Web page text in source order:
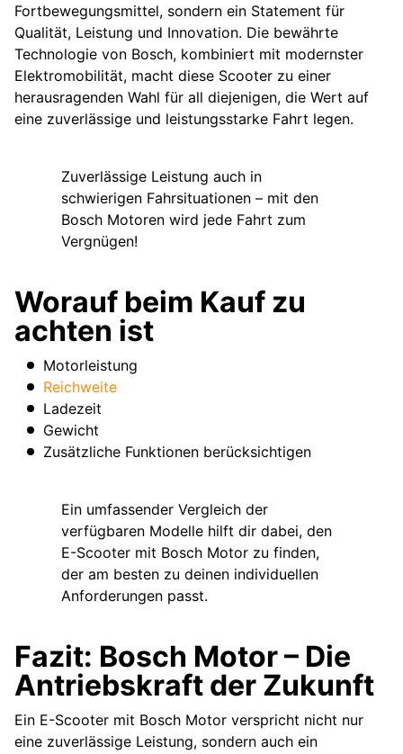
Fortbewegungsmittel, sondern ein Statement für
Qualität, Leistung und Innovation. Die bewährte
Technologie von Bosch, kombiniert mit modernster
Elektromobilität, macht diese Scooter zu einer
herausragenden Wahl für all diejenigen, die Wert auf
eine zuverlässige und leistungsstarke Fahrt legen.
Zuverlässige Leistung auch in
schwierigen Fahrsituationen – mit den
Bosch Motoren wird jede Fahrt zum
Vergnügen!
Worauf beim Kauf zu
achten ist
Motorleistung
Reichweite
Ladezeit
Gewicht
Zusätzliche Funktionen berücksichtigen
Ein umfassender Vergleich der
verfügbaren Modelle hilft dir dabei, den
E-Scooter mit Bosch Motor zu finden,
der am besten zu deinen individuellen
Anforderungen passt.
Fazit: Bosch Motor – Die
Antriebskraft der Zukunft
Ein E-Scooter mit Bosch Motor verspricht nicht nur
eine zuverlässige Leistung, sondern auch ein